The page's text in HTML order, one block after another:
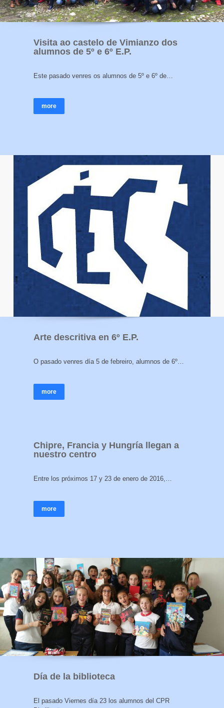
Visita ao castelo de Vimianzo dos
alumnos de 5º e 6º E.P.
Este pasado venres os alumnos de 5º e 6º de…
more
Arte descritiva en 6º E.P.
O pasado venres día 5 de febreiro, alumnos de 6º…
more
Chipre, Francia y Hungría llegan a
nuestro centro
Entre los próximos 17 y 23 de enero de 2016,…
more
Día de la biblioteca
El pasado Viernes día 23 los alumnos del CPR